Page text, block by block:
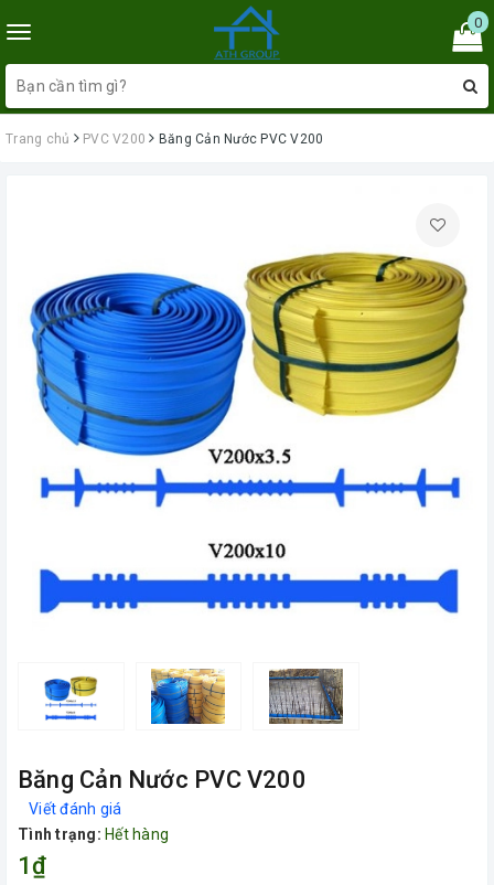
Toggle
navigation
0
Trang chủ PVC V200 Băng Cản Nước PVC V200
Băng Cản Nước PVC V200
Viết đánh giá
Tình trạng: Hết hàng
1₫